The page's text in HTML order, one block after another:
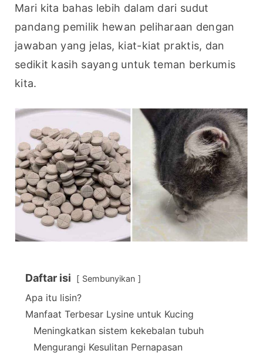
Mari kita bahas lebih dalam dari sudut
pandang pemilik hewan peliharaan dengan
jawaban yang jelas, kiat-kiat praktis, dan
sedikit kasih sayang untuk teman berkumis
kita.
Daftar isi Sembunyikan
Apa itu lisin?
Manfaat Terbesar Lysine untuk Kucing
Meningkatkan sistem kekebalan tubuh
Mengurangi Kesulitan Pernapasan